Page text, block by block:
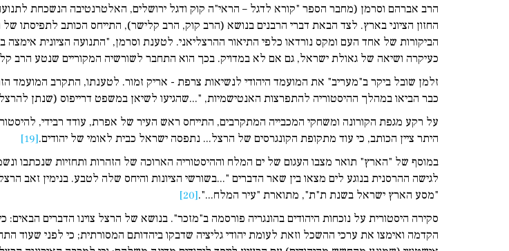
הרב אברהם וסרמן (מחבר הספר "קורא לדגל – הראי"ה קוק ודגל ירושלים, האלטרנטיבה הנשכחת
החזון הציוני בארץ. לצד הבאת דברי הרבנים בנושא (הרב קוק, הרב קלישר), התייחס הכותב לתפיסתו
הביקורות של אחד העם ומקס נורדאו כלפי התיאור ההרצליאני. לטענת וסרמן, "התנועה הציונית
כעיקרה ושיאה של גאולת ישראל, גם אם לא במדויק. בכך הוא התחבר לשורשיה המקוריים שנטע הרב
זלמן שובל ביקר ב"מעריב" את המועמד היהודי לנשיאות צרפת - אריק זמור. לטענתו, התקרב המועמד הזה
כבר הביאו במהלך ההיסטוריה להתפרצות האנטישמיות, "...שהגיעו לשיאן במשפט דרייפוס (שנתן להרצל
על רקע מגפת הקורונה ומשחקי המכבייה המתקרבים, התייחס ראש העיר של אפרת, עודד רבידי,
היתר ציין הכותב, כי עוד מתקופת הקונגרסים של הרצל... נתפסה ישראל כבית לאומי של יהודים.[19]
במוסף של "הארץ" תואר מצבו העגום של ים המלח וההיסטוריה הארוכה של הזהרות ותחזיות שנכתבו
"מסע הארץ ישראל בשנת ת"ת", מתוארת "עיר המלח...".[20]
סקירה היסטורית על נוכחות היהודים בהונגריה פורסמה ב"מזכר". בנושא של הרצל צוינו הדברים
הקדמה ואימצו את ערכי ההשכל וזאת לעומת יהודי גליציה שדבקו ביהדותם המסורתית; כי לפני שעוד